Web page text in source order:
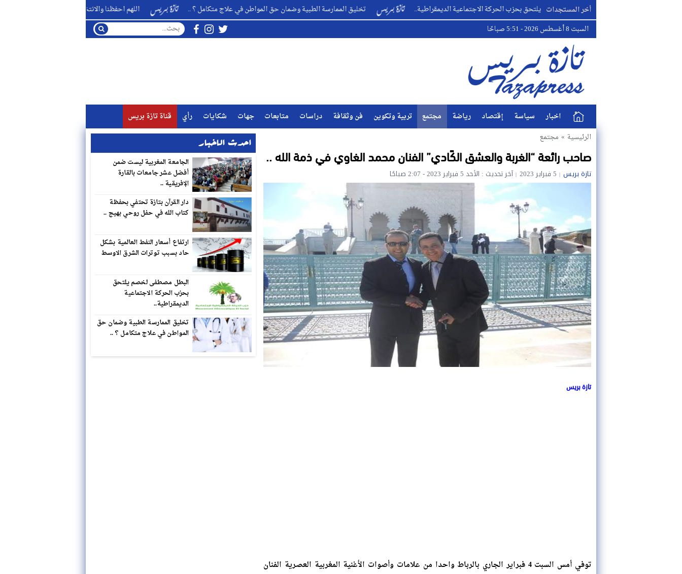
أخر المستجدات
البطل مصطفى لخصم يلتحق بحزب الحركة الاجتماعية الديمقراطية.. تخليق الممارسة الطبية وضمان حق المواطن في علاج متكامل ؟ ..
اللهم احفظنا والانتخابات قادمة من بوعزا ناخبا ومُنتخبا
السبت 8 أغسطس 2026 - 5:51 صباحًا
اخبار سياسة إقتصاد رياضة مجتمع تربية وتكوين فن وثقافة دراسات متابعات جهات شكايات رأي
قناة تازة بريس
الرئيسية » مجتمع
صاحب رائعة “الغربة والعشق الكًادي” الفنان محمد الغاوي في ذمة الله ..
تازة بريس 5 فبراير 2023 آخر تحديث : الأحد 5 فبراير 2023 - 2:07 صباحًا
تازة بريس
توفي أمس السبت 4 فبراير الجاري بالرباط واحدا من علامات وأصوات الأغنية المغربية العصرية الفنان
احدث الاخبار
الجامعة المغربية ليست ضمن
أفضل عشر جامعات بالقارة
الإفريقية ..
دار القرآن بتازة تحتفي بحفظة
كتاب الله في حفل روحي بهيج ..
ارتفاع أسعار النفط العالمية بشكل
حاد بسبب توترات الشرق الاوسط
البطل مصطفى لخصم يلتحق
بحزب الحركة الاجتماعية
الديمقراطية..
تخليق الممارسة الطبية وضمان حق
المواطن في علاج متكامل ؟ ..